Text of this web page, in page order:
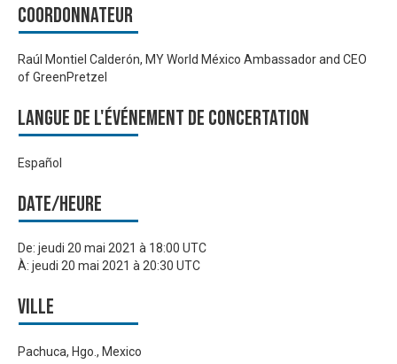
Coordonnateur
Raúl Montiel Calderón, MY World México Ambassador and CEO
of GreenPretzel
Langue de l'événement de Concertation
Español
Date/heure
De: jeudi 20 mai 2021 à 18:00 UTC
À: jeudi 20 mai 2021 à 20:30 UTC
Ville
Pachuca, Hgo., Mexico